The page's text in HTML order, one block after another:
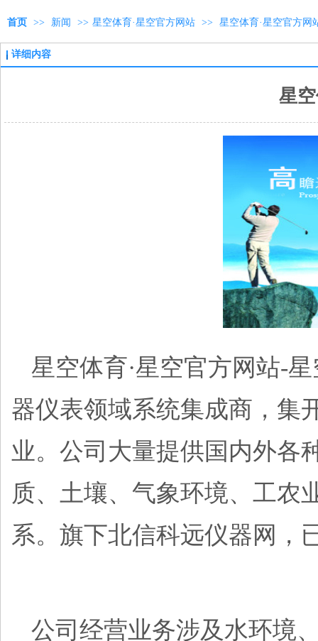
首页 >> 新闻 >> 星空体育·星空官方网站 >> 星空体育·星空官方网
详细内容
星
星空体育·星空官方网站-
器仪表领域系统集成商，集
业。公司大量提供国内外各
质、土壤、气象环境、工农
系。旗下北信科远仪器网，
公司经营业务涉及水环境